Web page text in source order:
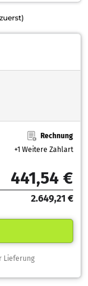
Rechnung
+1 Weitere Zahlart
441,54 €
2.649,21 €
Lieferung